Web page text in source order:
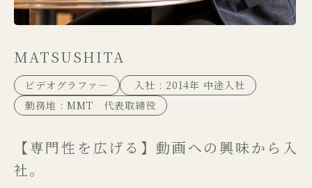
MATSUSHITA
ビデオグラファ―
入社 : 2014年 中途入社
勤務地 : MMT 代表取締役
【専門性を広げる】動画への興味から入
社。